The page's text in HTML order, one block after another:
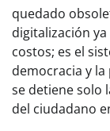
quedado
digitalización
costos; es el
democracia y la
se detiene solo
del ciudadano